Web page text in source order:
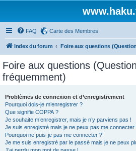
FAQ Carte des Membres
Index du forum Foire aux questions
Foire aux questions
fréquemment)
Problèmes de connexion et d’enregistrement
Pourquoi dois-je m’enregistrer ?
Que signifie COPPA ?
Je souhaite m’enregistrer, mais je n’y parviens pas !
Je suis enregistré mais je ne peux pas me connecter
Pourquoi ne puis-je pas me connecter ?
Je me suis enregistré par le passé mais je ne peux